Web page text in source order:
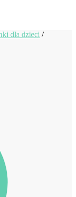
dla dzieci /